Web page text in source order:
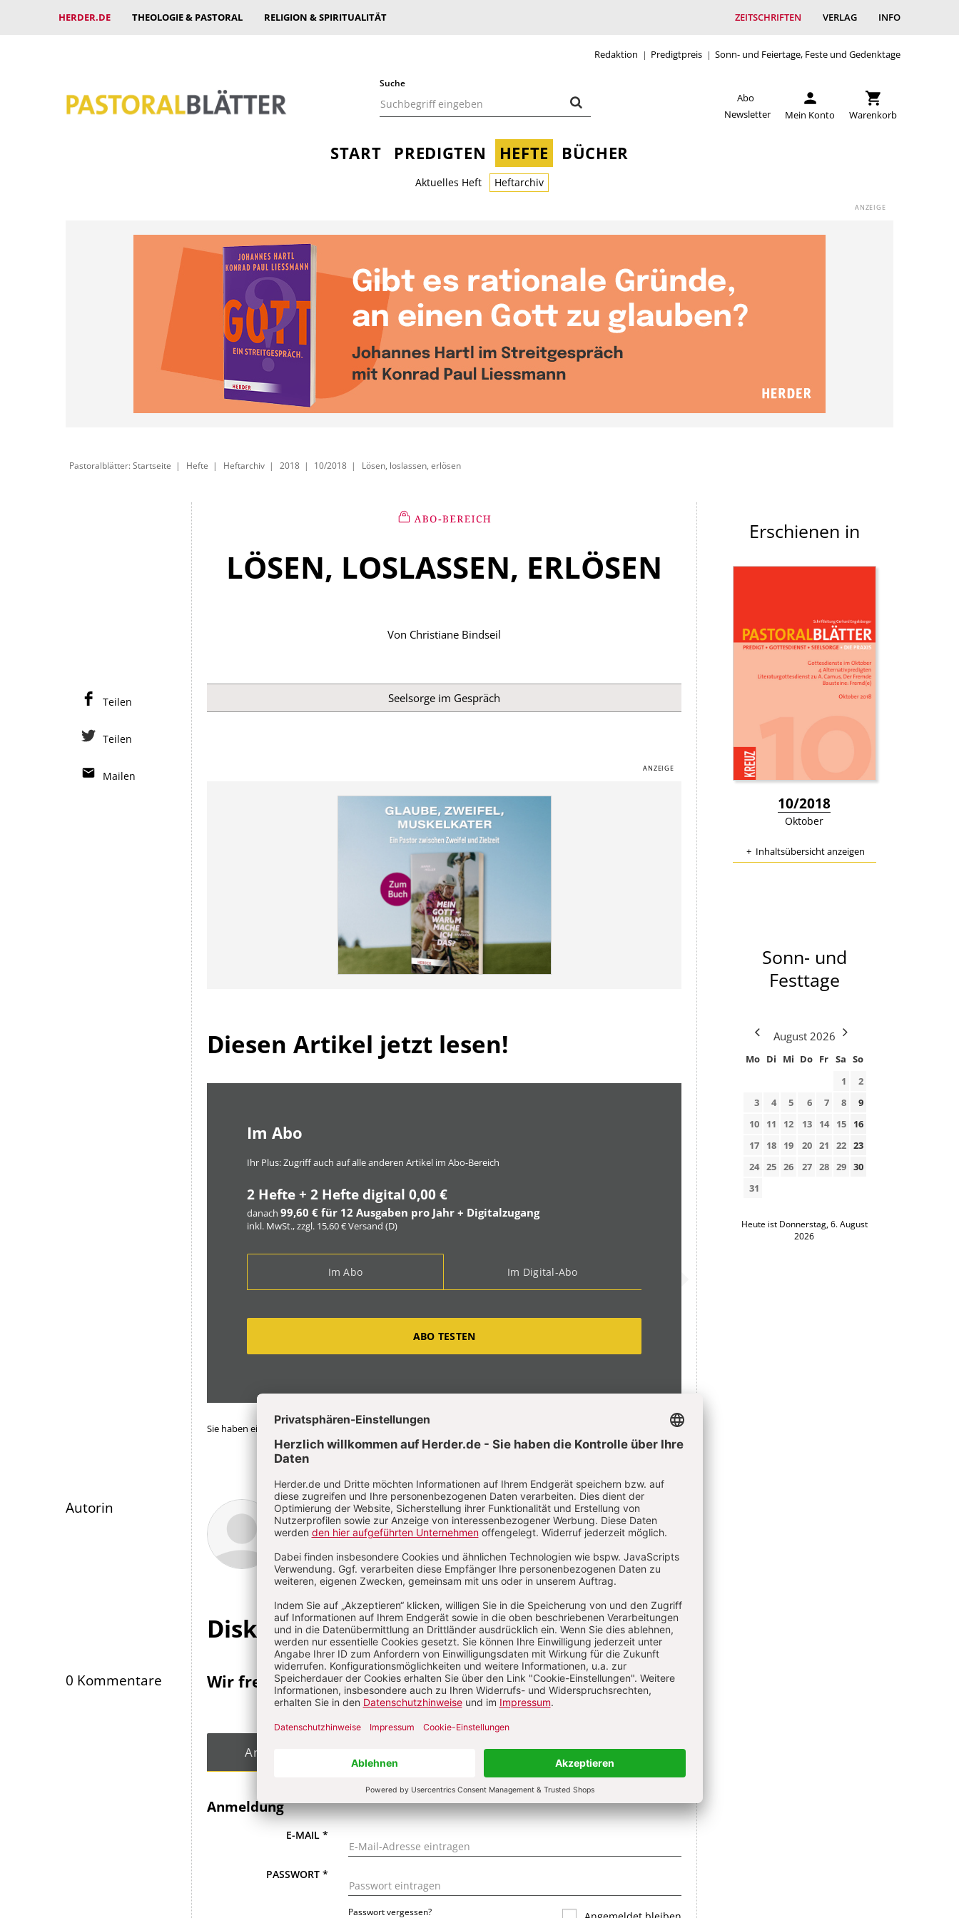
HERDER.DE THEOLOGIE & PASTORAL RELIGION & SPIRITUALITÄT ZEITSCHRIFTEN VERLAG INFO
Redaktion Predigtpreis Sonn- und Feiertage, Feste und Gedenktage
Suche
Abo
Newsletter
Mein Konto Warenkorb
START PREDIGTEN HEFTE BÜCHER
Aktuelles Heft Heftarchiv
Pastoralblätter: Startseite Hefte Heftarchiv 2018 10/2018 Lösen, loslassen, erlösen
LÖSEN, LOSLASSEN, ERLÖSEN
Von Christiane Bindseil
Seelsorge im Gespräch
Diesen Artikel jetzt lesen!
Im Abo
Ihr Plus: Zugriff auch auf alle anderen Artikel im Abo-Bereich
2 Hefte + 2 Hefte digital 0,00 €
danach 99,60 € für 12 Ausgaben pro Jahr + Digitalzugang
inkl. MwSt., zzgl. 15,60 € Versand (D)
Im Abo Im Digital-Abo
ABO TESTEN
Sie haben ein Abonnement?
Teilen
Teilen
Mailen
Überschrift
Autorin Christiane Bindseil
Diskussion KOMMENTIEREN
0 Kommentare Wir freuen uns über Ihren Kommentar
Angemeldet kommentieren Als Gast kommentieren
Anmeldung
E-MAIL*
PASSWORT*
Passwort vergessen?
Erschienen in
10/2018
Oktober
Inhaltsübersicht anzeigen
Sonn- und
Festtage
August 2026
Mo Di Mi Do Fr Sa So
1
2
3
4 5 6 7 8
9
10
11 12 13 14 15
16
17
18 19 20 21 22 23
24 25 26 27 28 29 30
31
Heute ist Donnerstag, 6. August
2026